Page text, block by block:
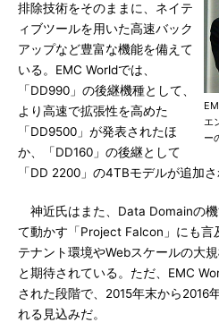
エ
ー
排除技術をそのままに、ネイテ
ィブツールを用いた高速バック
アップなど豊富な機能を備えて
いる。EMC Worldでは、
「DD990」の後継機種として、
より高速で拡張性を高めた
「DD9500」が発表されたほ
か、「DD160」の後継として
「DD 2200」の4TBモデルが追加さ
神近氏はまた、Data Domainの
て動かす「Project Falcon」にも言
テナント環境やWebスケールの大
と期待されている。ただ、EMC
された段階で、2015年末から2016
れる見込みだ。